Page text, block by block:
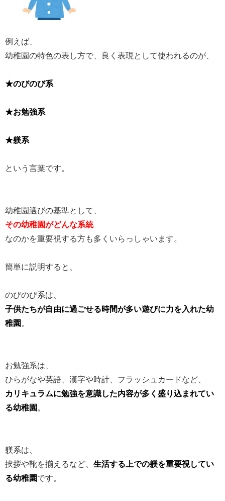
例えば、
幼稚園の特色の表し方で、良く表現として使われるのが、
★のびのび系
★お勉強系
★躾系
という言葉です。
幼稚園選びの基準として、
その幼稚園がどんな系統
なのかを重要視する方も多くいらっしゃいます。
簡単に説明すると、
のびのび系は、
子供たちが自由に過ごせる時間が多い遊びに力を入れた幼
稚園
お勉強系は、
ひらがなや英語、漢字や時計、フラッシュカードなど、
カリキュラムに勉強を意識した内容が多く盛り込まれてい
る幼稚園
躾系は、
挨拶や靴を揃えるなど、 生活する上での躾を重要視してい
る幼稚園です。